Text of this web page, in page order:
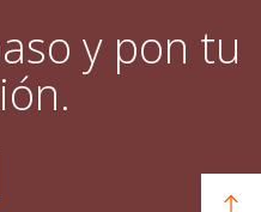
y pon tu